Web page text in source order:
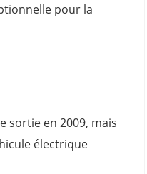
pour la
sortie en 2009, mais
électrique